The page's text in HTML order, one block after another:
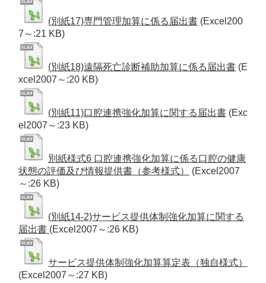
(別紙17)専門管理加算に係る届出書 (Excel200
7～:21 KB)
(別紙18)遠隔死亡診断補助加算に係る届出書 (E
xcel2007～:20 KB)
(別紙11)口腔連携強化加算に関する届出書 (Exc
el2007～:23 KB)
別紙様式6 口腔連携強化加算に係る口腔の健康
状態の評価及び情報提供書（参考様式）
(Excel2007
～:26 KB)
(別紙14-2)サービス提供体制強化加算に関する
届出書 (Excel2007～:26 KB)
サービス提供体制強化加算算定表（独自様式）
(Excel2007～:27 KB)